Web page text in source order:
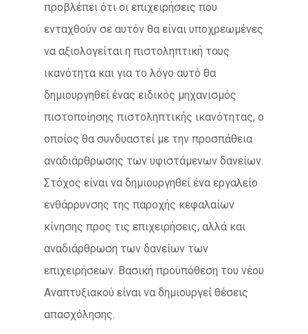
προβλέπει ότι οι επιχειρήσεις που
ενταχθούν σε αυτόν θα είναι υποχρεωμένες
να αξιολογείται η πιστοληπτική τους
ικανότητα και για το λόγο αυτό θα
δημιουργηθεί ένας ειδικός μηχανισμός
πιστοποίησης πιστοληπτικής ικανότητας, ο
οποίος θα συνδυαστεί με την προσπάθεια
αναδιάρθρωσης των υφιστάμενων δανείων.
Στόχος είναι να δημιουργηθεί ένα εργαλείο
ενθάρρυνσης της παροχής κεφαλαίων
κίνησης προς τις επιχειρήσεις, αλλά και
αναδιάρθρωση των δανείων των
επιχειρήσεων. Βασική προϋπόθεση του νέου
Αναπτυξιακού είναι να δημιουργεί θέσεις
απασχόλησης.